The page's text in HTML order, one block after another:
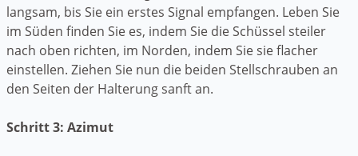
langsam, bis Sie ein erstes Signal empfangen. Leben Sie
im Süden finden Sie es, indem Sie die Schüssel steiler
nach oben richten, im Norden, indem Sie sie flacher
einstellen. Ziehen Sie nun die beiden Stellschrauben an
den Seiten der Halterung sanft an.
Schritt 3: Azimut